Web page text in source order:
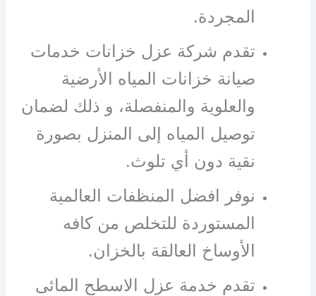
المجردة.
تقدم شركة عزل خزانات خدمات
صيانة خزانات المياه الأرضية
والعلوية والمنفصلة، و ذلك لضمان
توصيل المياه إلى المنزل بصورة
نقية دون أي تلوث.
نوفر افضل المنظفات العالمية
المستوردة للتخلص من كافه
الأوساخ العالقة بالخزان.
تقدم خدمة عزل الاسطح المائى